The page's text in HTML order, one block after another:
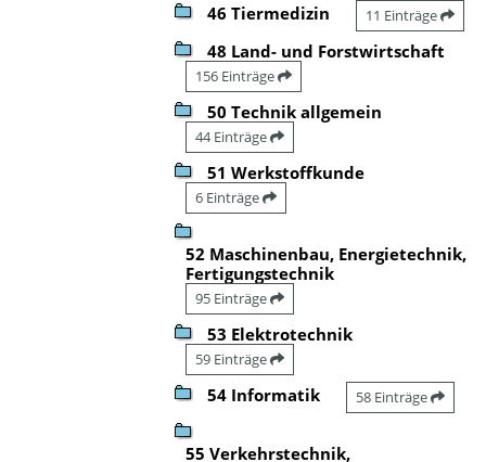
46 Tiermedizin 11 Einträge
48 Land- und Forstwirtschaft
156 Einträge
50 Technik allgemein
44 Einträge
51 Werkstoffkunde
6 Einträge
52 Maschinenbau, Energietechnik,
Fertigungstechnik
95 Einträge
53 Elektrotechnik
59 Einträge
54 Informatik 58 Einträge
55 Verkehrstechnik,